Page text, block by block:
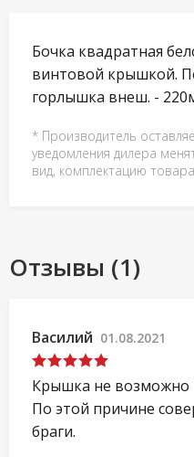
Бочка квадратная
винтовой крышкой.
горлышка внеш. -
* Производитель
уведомления дилера
вид, комплектацию
Отзывы (1)
Василий 01.08.2021
Крышка не возможно
По этой причине
браги.